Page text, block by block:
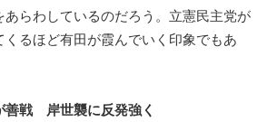
あらわしているのだろう。立憲民主党が
るほど有田が霞んでいく印象でもあ
善戦 岸世襲に反発強く